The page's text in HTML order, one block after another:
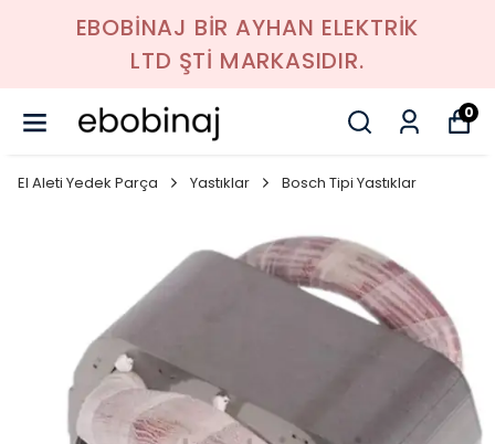
EBOBİNAJ BİR AYHAN ELEKTRİK
LTD ŞTİ MARKASIDIR.
0
El Aleti Yedek Parça Yastıklar Bosch Tipi Yastıklar